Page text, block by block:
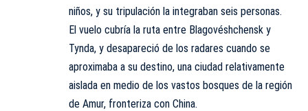
niños, y su tripulación la integraban seis personas.
El vuelo cubría la ruta entre Blagovéshchensk y
Tynda, y desapareció de los radares cuando se
aproximaba a su destino, una ciudad relativamente
aislada en medio de los vastos bosques de la región
de Amur, fronteriza con China.